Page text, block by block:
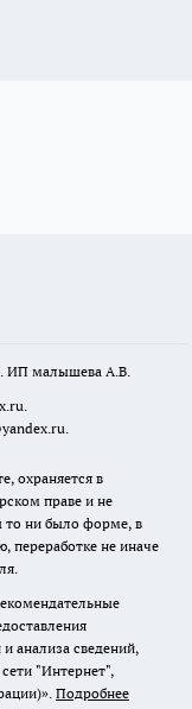
ИП малышева А.В.
охраняется в
праве и не
то ни было форме, в
переработке не иначе
анализа сведений,
"Интернет",
Подробнее